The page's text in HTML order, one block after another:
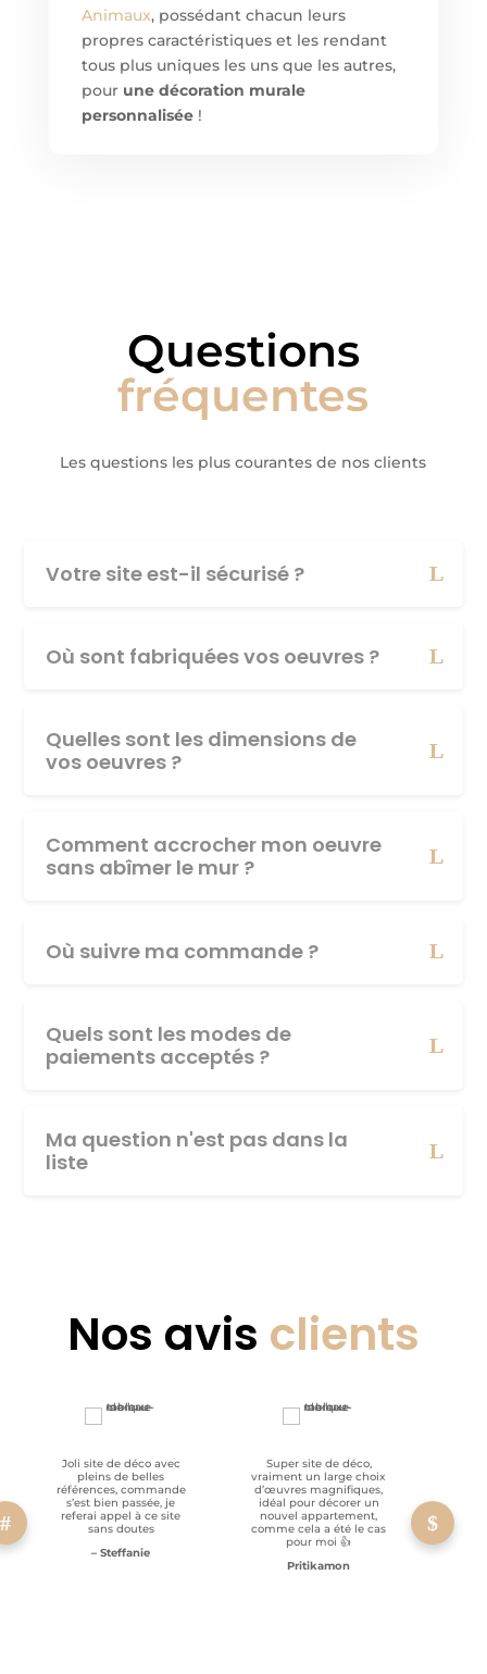
Animaux, possédant chacun leurs
propres caractéristiques et les rendant
tous plus uniques les uns que les autres,
pour une décoration murale
personnalisée!
Questions
fréquentes
Les questions les plus courantes de nos clients
Votre site est-il sécurisé ?
Où sont fabriquées vos oeuvres ?
Quelles sont les dimensions de
vos oeuvres ?
Comment accrocher mon oeuvre
sans abîmer le mur ?
Où suivre ma commande ?
Quels sont les modes de
paiements acceptés ?
Ma question n'est pas dans la
liste
Nos avis clients
Joli site de déco avec
pleins de belles
références, commande
s’est bien passée, je
referai appel à ce site
sans doutes
– Steffanie
Super site de déco,
vraiment un large choix
d’œuvres magnifiques,
idéal pour décorer un
nouvel appartement,
comme cela a été le cas
pour moi 👍
Pritikamon